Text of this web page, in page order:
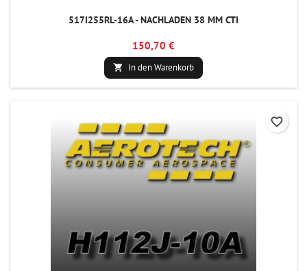
517I255RL-16A - NACHLADEN 38 MM CTI
150,70 €
 In den Warenkorb
favorite_border